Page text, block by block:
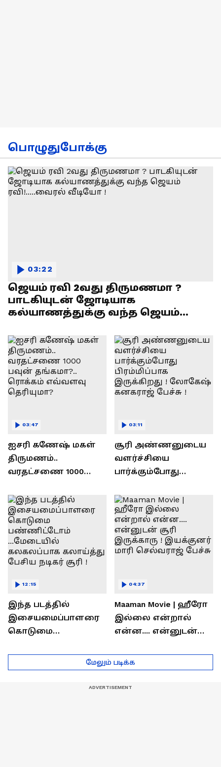
பொழுதுபோக்கு
ஜெயம் ரவி 2வது திருமணமா ?
பாடகியுடன் ஜோடியாக
கல்யாணத்துக்கு வந்த ஜெயம்
03:22
ஐசரி கணேஷ் மகள்
திருமணம்..
வரதட்சணை 1000
ரொக்கம் எவ்வளவு
தெரியுமா?
03:47
சூரி அண்ணனுடைய
வளர்ச்சியை
பார்க்கும்போது
இருக்கிறது !
லோகேஷ் கனகராஜ்
பேச்சு !
03:11
இந்த படத்தில்
இசையமைப்பாளரை
கொடுமை
...மேடையில்
கலகலப்பாக
12:15
Maaman Movie | ஹீரோ
இல்லை என்றால்
என்ன.... என்னுடன்
இயக்குனர் மாரி
செல்வராஜ் பேச்சு
04:37
மேலும் படிக்க